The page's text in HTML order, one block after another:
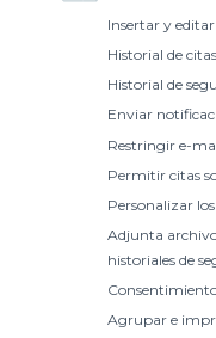
Insertar y
Historial de
Historial de
Enviar
Restringir e-
Permitir citas
Personalizar
Adjunta
historiales de
Agrupar e